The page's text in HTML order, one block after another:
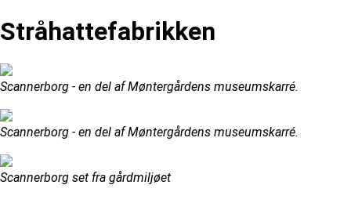
Stråhattefabrikken
Scannerborg - en del af Møntergårdens museumskarré.
Scannerborg - en del af Møntergårdens museumskarré.
Scannerborg set fra gårdmiljøet